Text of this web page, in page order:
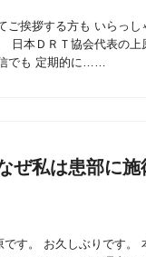
ご挨拶する方も いらっし
日本ＤＲＴ協会代表の
でも 定期的に……
ぜ私は患部に
です。 お久しぶりです。